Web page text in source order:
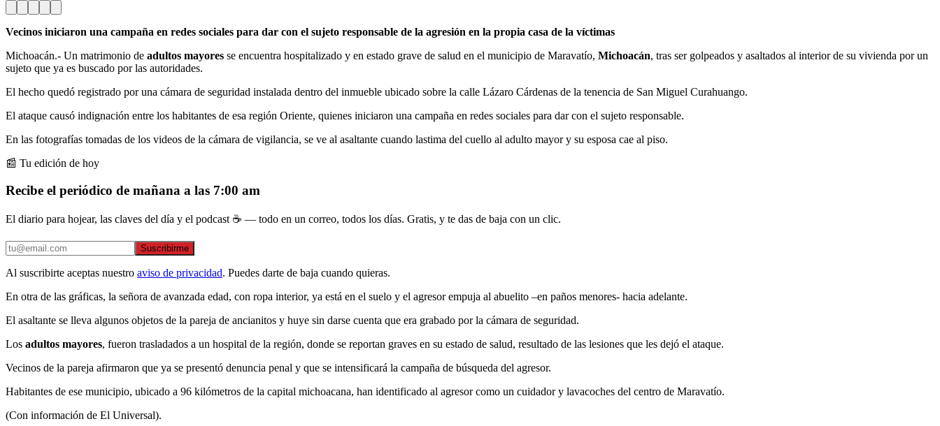
Vecinos iniciaron una campaña en redes sociales para dar con el sujeto responsable de la agresión en la propia casa de la víctimas
Michoacán.- Un matrimonio de adultos mayores se encuentra hospitalizado y en estado grave de salud en el municipio de Maravatío, Michoacán, tras ser golpeados y asaltados al interior de su vivienda por un
sujeto que ya es buscado por las autoridades.
El hecho quedó registrado por una cámara de seguridad instalada dentro del inmueble ubicado sobre la calle Lázaro Cárdenas de la tenencia de San Miguel Curahuango.
El ataque causó indignación entre los habitantes de esa región Oriente, quienes iniciaron una campaña en redes sociales para dar con el sujeto responsable.
En las fotografías tomadas de los videos de la cámara de vigilancia, se ve al asaltante cuando lastima del cuello al adulto mayor y su esposa cae al piso.
📰 Tu edición de hoy
Recibe el periódico de mañana a las 7:00 am
El diario para hojear, las claves del día y el podcast ☕ — todo en un correo, todos los días. Gratis, y te das de baja con un clic.
Suscribirme
Al suscribirte aceptas nuestro aviso de privacidad. Puedes darte de baja cuando quieras.
En otra de las gráficas, la señora de avanzada edad, con ropa interior, ya está en el suelo y el agresor empuja al abuelito –en paños menores- hacia adelante.
El asaltante se lleva algunos objetos de la pareja de ancianitos y huye sin darse cuenta que era grabado por la cámara de seguridad.
Los adultos mayores, fueron trasladados a un hospital de la región, donde se reportan graves en su estado de salud, resultado de las lesiones que les dejó el ataque.
Vecinos de la pareja afirmaron que ya se presentó denuncia penal y que se intensificará la campaña de búsqueda del agresor.
Habitantes de ese municipio, ubicado a 96 kilómetros de la capital michoacana, han identificado al agresor como un cuidador y lavacoches del centro de Maravatío.
(Con información de El Universal).